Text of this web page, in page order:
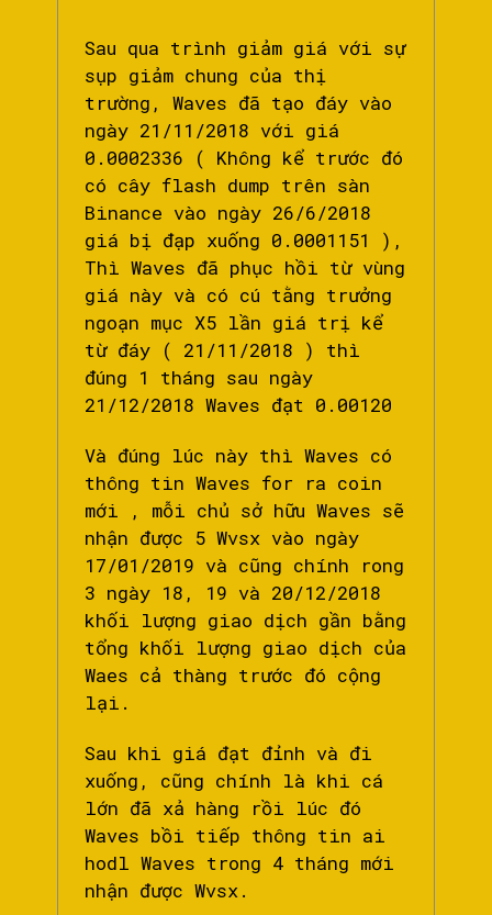
Sau qua trình giảm giá với sự
sụp giảm chung của thị
trường, Waves đã tạo đáy vào
ngày 21/11/2018 với giá
0.0002336 ( Không kể trước đó
có cây flash dump trên sàn
Binance vào ngày 26/6/2018
giá bị đạp xuống 0.0001151 ),
Thì Waves đã phục hồi từ vùng
giá này và có cú tằng trưởng
ngoạn mục X5 lần giá trị kể
từ đáy ( 21/11/2018 ) thì
đúng 1 tháng sau ngày
21/12/2018 Waves đạt 0.00120
Và đúng lúc này thì Waves có
thông tin Waves for ra coin
mới , mỗi chủ sở hữu Waves sẽ
nhận được 5 Wvsx vào ngày
17/01/2019 và cũng chính rong
3 ngày 18, 19 và 20/12/2018
khối lượng giao dịch gần bằng
tổng khối lượng giao dịch của
Waes cả thàng trước đó cộng
lại.
Sau khi giá đạt đỉnh và đi
xuống, cũng chính là khi cá
lớn đã xả hàng rồi lúc đó
Waves bồi tiếp thông tin ai
hodl Waves trong 4 tháng mới
nhận được Wvsx.